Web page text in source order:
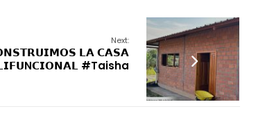
Next:
𝗟𝗔 𝗖𝗔𝗦𝗔
#Taisha